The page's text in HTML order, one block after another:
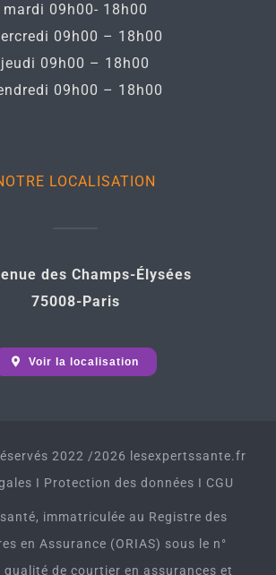
mardi 09h00- 18h00
09h00 – 18h00
jeudi 09h00 – 18h00
09h00 – 18h00
LOCALISATION
des Champs-Élysées
75008-Paris
Voir la localisation
2022 /2026 lesexpertssante.fr
I Protection des données I CGU
immatriculée au Registre des
en Assurance (ORIAS) sous le n°
qualité de courtier en assurances et